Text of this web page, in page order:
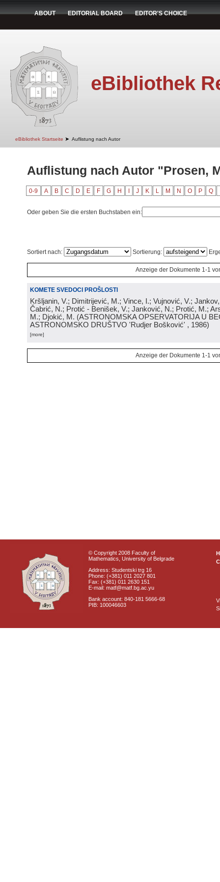
ABOUT EDITORIAL BOARD EDITOR'S CHOICE
eBibliothek
eBibliothek Startseite ➤ Auflistung nach Autor
Auflistung nach Autor "Prosen,
0-9 A B C D E F G H J K L M N O P Q
Oder geben Sie die ersten Buchstaben ein:
Sortiert nach: Sortierung:
Anzeige der Dokumente 1-1
KOMETE SVEDOCI PROŠLOSTI
Kršljanin, V.; Dimitrijević, M.; Vince, I.; Vujnović, V.;
Čabrić, N.; Protić - Benišek, V.; Janković, N.; Protić, M.;
M.; Djokić, M. (ASTRONOMSKA OPSERVATORIJA U
ASTRONOMSKO DRUŠTVO 'Rudjer Bošković' , 1986)
[more]
Anzeige der Dokumente 1-1
© Copyright 2008 Faculty of
Mathematics, University of Belgrade
Address: Studentski trg 16
Phone: (+381) 011 2027 801
Fax: (+381) 011 2630 151
E-mail: matf@matf.bg.ac.yu
Bank account: 840-181 5666-68
PIB: 100046603